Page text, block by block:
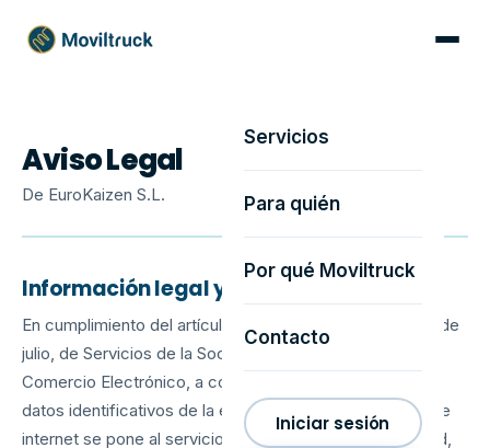
Servicios
Para quién
Por qué Moviltruck
Contacto
Iniciar sesión
Aviso Legal
De EuroKaizen S.L.
Información legal y aceptación
En cumplimiento del artículo 10 de la Ley 34/2002, de 11 de
julio, de Servicios de la Sociedad de la Información y
Comercio Electrónico, a continuación se exponen los
datos identificativos de la empresa. El presente portal de
internet se pone al servicio de los usuarios por la entidad,